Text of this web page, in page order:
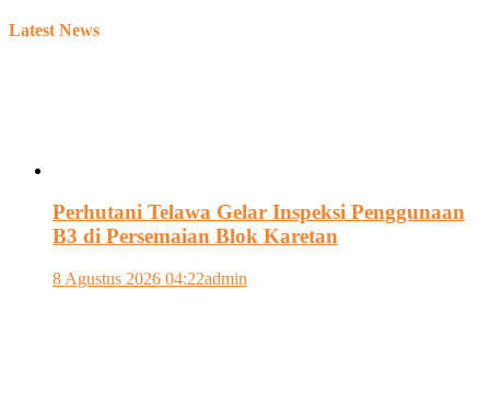
Latest News
Perhutani Telawa Gelar Inspeksi Penggunaan
B3 di Persemaian Blok Karetan
8 Agustus 2026 04:22admin